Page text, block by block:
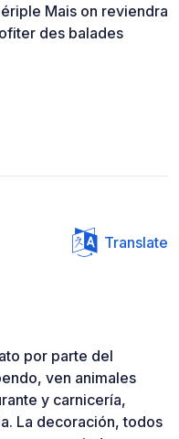
Mais on reviendra
des balades
Translate
por parte del
ven animales
y carnicería,
La decoración, todos